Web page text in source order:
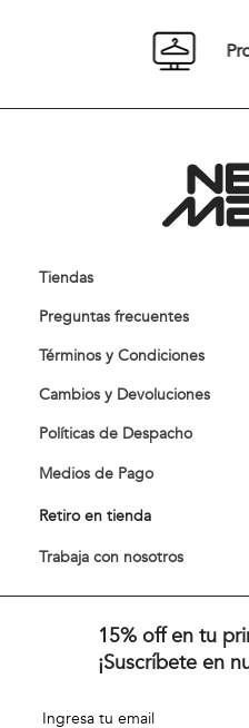
Tiendas
Preguntas frecuentes
Términos y Condiciones
Cambios y Devoluciones
Políticas de Despacho
Medios de Pago
Retiro en tienda
Trabaja con nosotros
15% off en tu
¡Suscríbete en